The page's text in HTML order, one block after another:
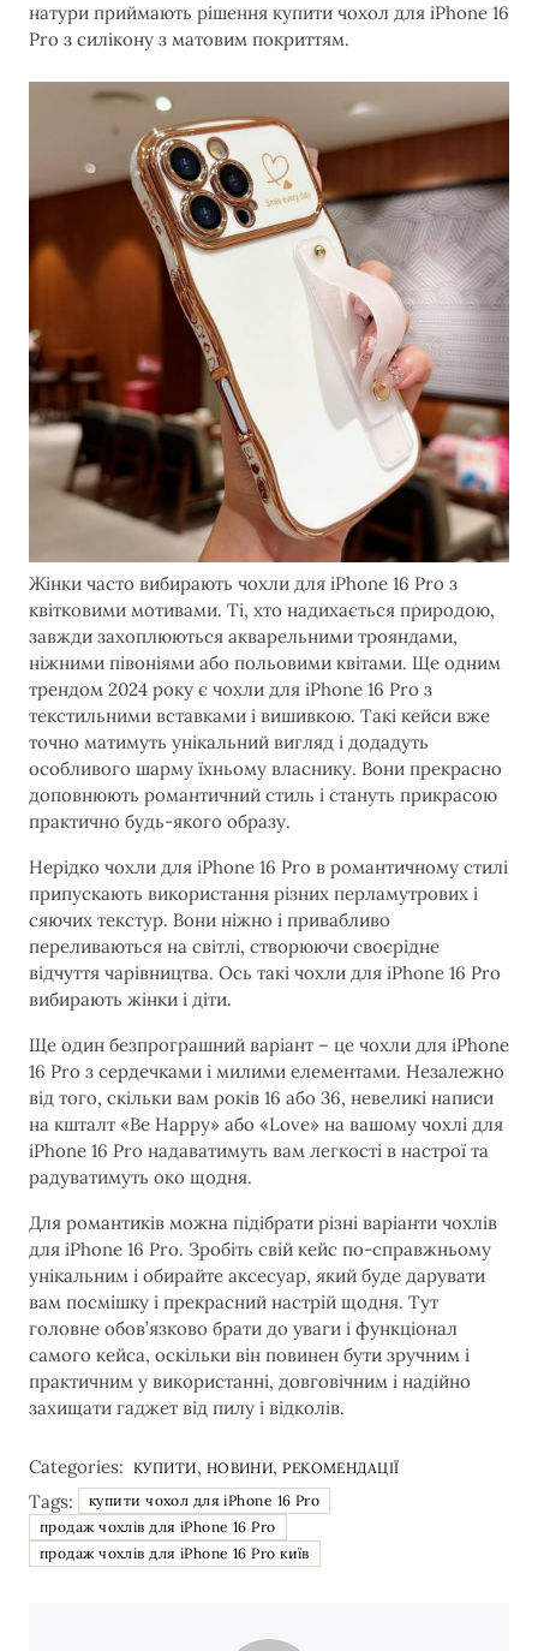
натури приймають рішення купити чохол для iPhone 16
Pro з силікону з матовим покриттям.
Жінки часто вибирають чохли для iPhone 16 Pro з
квітковими мотивами. Ті, хто надихається природою,
завжди захоплюються акварельними трояндами,
ніжними півоніями або польовими квітами. Ще одним
трендом 2024 року є чохли для iPhone 16 Pro з
текстильними вставками і вишивкою. Такі кейси вже
точно матимуть унікальний вигляд і додадуть
особливого шарму їхньому власнику. Вони прекрасно
доповнюють романтичний стиль і стануть прикрасою
практично будь-якого образу.
Нерідко чохли для iPhone 16 Pro в романтичному стилі
припускають використання різних перламутрових і
сяючих текстур. Вони ніжно і привабливо
переливаються на світлі, створюючи своєрідне
відчуття чарівництва. Ось такі чохли для iPhone 16 Pro
вибирають жінки і діти.
Ще один безпрограшний варіант – це чохли для iPhone
16 Pro з сердечками і милими елементами. Незалежно
від того, скільки вам років 16 або 36, невеликі написи
на кшталт «Be Happy» або «Love» на вашому чохлі для
iPhone 16 Pro надаватимуть вам легкості в настрої та
радуватимуть око щодня.
Для романтиків можна підібрати різні варіанти чохлів
для iPhone 16 Pro. Зробіть свій кейс по-справжньому
унікальним і обирайте аксесуар, який буде дарувати
вам посмішку і прекрасний настрій щодня. Тут
головне обов’язково брати до уваги і функціонал
самого кейса, оскільки він повинен бути зручним і
практичним у використанні, довговічним і надійно
захищати гаджет від пилу і відколів.
Categories: КУПИТИ, НОВИНИ,РЕКОМЕНДАЦІЇ
Tags:
купити чохол для iPhone 16 Pro
продаж чохлів для iPhone 16 Pro
продаж чохлів для iPhone 16 Pro київ